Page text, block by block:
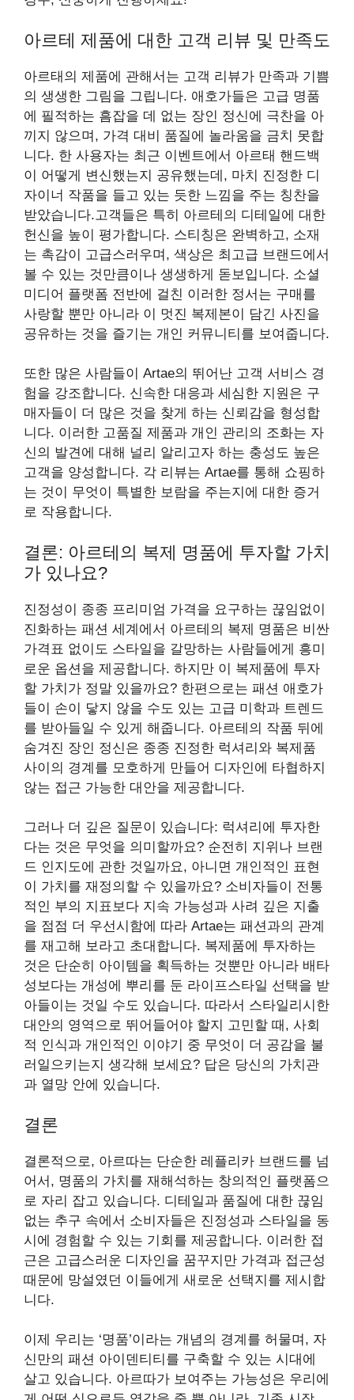
아르테 제품에 대한 고객 리뷰 및 만족도
아르태의 제품에 관해서는 고객 리뷰가 만족과 기쁨
의 생생한 그림을 그립니다. 애호가들은 고급 명품
에 필적하는 흠잡을 데 없는 장인 정신에 극찬을 아
끼지 않으며, 가격 대비 품질에 놀라움을 금치 못합
니다. 한 사용자는 최근 이벤트에서 아르태 핸드백
이 어떻게 변신했는지 공유했는데, 마치 진정한 디
자이너 작품을 들고 있는 듯한 느낌을 주는 칭찬을
받았습니다.고객들은 특히 아르테의 디테일에 대한
헌신을 높이 평가합니다. 스티칭은 완벽하고, 소재
는 촉감이 고급스러우며, 색상은 최고급 브랜드에서
볼 수 있는 것만큼이나 생생하게 돋보입니다. 소셜
미디어 플랫폼 전반에 걸친 이러한 정서는 구매를
사랑할 뿐만 아니라 이 멋진 복제본이 담긴 사진을
공유하는 것을 즐기는 개인 커뮤니티를 보여줍니다.
또한 많은 사람들이 Artae의 뛰어난 고객 서비스 경
험을 강조합니다. 신속한 대응과 세심한 지원은 구
매자들이 더 많은 것을 찾게 하는 신뢰감을 형성합
니다. 이러한 고품질 제품과 개인 관리의 조화는 자
신의 발견에 대해 널리 알리고자 하는 충성도 높은
고객을 양성합니다. 각 리뷰는 Artae를 통해 쇼핑하
는 것이 무엇이 특별한 보람을 주는지에 대한 증거
로 작용합니다.
결론: 아르테의 복제 명품에 투자할 가치
가 있나요?
진정성이 종종 프리미엄 가격을 요구하는 끊임없이
진화하는 패션 세계에서 아르테의 복제 명품은 비싼
가격표 없이도 스타일을 갈망하는 사람들에게 흥미
로운 옵션을 제공합니다. 하지만 이 복제품에 투자
할 가치가 정말 있을까요? 한편으로는 패션 애호가
들이 손이 닿지 않을 수도 있는 고급 미학과 트렌드
를 받아들일 수 있게 해줍니다. 아르테의 작품 뒤에
숨겨진 장인 정신은 종종 진정한 럭셔리와 복제품
사이의 경계를 모호하게 만들어 디자인에 타협하지
않는 접근 가능한 대안을 제공합니다.
그러나 더 깊은 질문이 있습니다: 럭셔리에 투자한
다는 것은 무엇을 의미할까요? 순전히 지위나 브랜
드 인지도에 관한 것일까요, 아니면 개인적인 표현
이 가치를 재정의할 수 있을까요? 소비자들이 전통
적인 부의 지표보다 지속 가능성과 사려 깊은 지출
을 점점 더 우선시함에 따라 Artae는 패션과의 관계
를 재고해 보라고 초대합니다. 복제품에 투자하는
것은 단순히 아이템을 획득하는 것뿐만 아니라 배타
성보다는 개성에 뿌리를 둔 라이프스타일 선택을 받
아들이는 것일 수도 있습니다. 따라서 스타일리시한
대안의 영역으로 뛰어들어야 할지 고민할 때, 사회
적 인식과 개인적인 이야기 중 무엇이 더 공감을 불
러일으키는지 생각해 보세요? 답은 당신의 가치관
과 열망 안에 있습니다.
결론
결론적으로, 아르따는 단순한 레플리카 브랜드를 넘
어서, 명품의 가치를 재해석하는 창의적인 플랫폼으
로 자리 잡고 있습니다. 디테일과 품질에 대한 끊임
없는 추구 속에서 소비자들은 진정성과 스타일을 동
시에 경험할 수 있는 기회를 제공합니다. 이러한 접
근은 고급스러운 디자인을 꿈꾸지만 가격과 접근성
때문에 망설였던 이들에게 새로운 선택지를 제시합
니다.
이제 우리는 ‘명품’이라는 개념의 경계를 허물며, 자
신만의 패션 아이덴티티를 구축할 수 있는 시대에
살고 있습니다. 아르따가 보여주는 가능성은 우리에